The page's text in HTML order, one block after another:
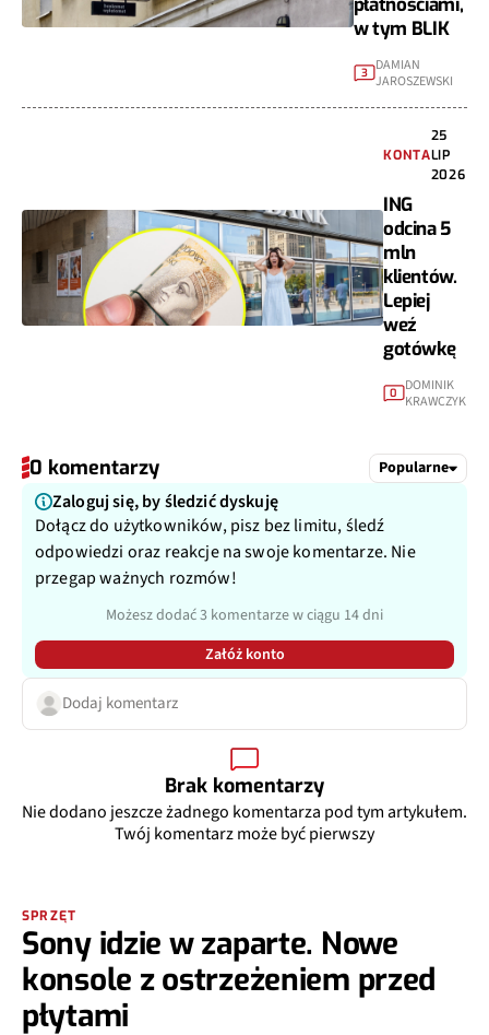
w tym BLIK
3 DAMIAN
JAROSZEWSKI
KONTA
25
LIP
2026
ING
odcina 5
mln
klientów.
Lepiej
weź
gotówkę
0
DOMINIK
KRAWCZYK
0 komentarzy Popularne
Zaloguj się, by śledzić dyskuję
Dołącz do użytkowników, pisz bez limitu, śledź
odpowiedzi oraz reakcje na swoje komentarze. Nie
przegap ważnych rozmów!
Możesz dodać 3 komentarze w ciągu 14 dni
Załóż konto
Dodaj komentarz
Brak komentarzy
Nie dodano jeszcze żadnego komentarza pod tym artykułem.
Twój komentarz może być pierwszy
SPRZĘT
Sony idzie w zaparte. Nowe
konsole z ostrzeżeniem przed
płytami